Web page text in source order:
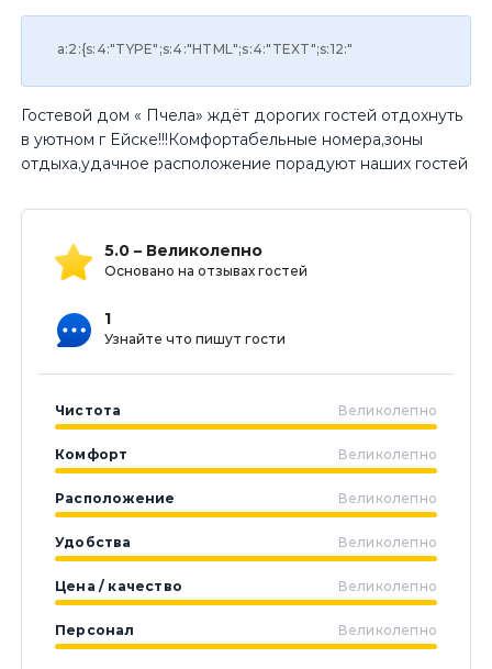
a:2:{s:4:"TYPE";s:4:"HTML";s:4:"TEXT";s:12:"
Гостевой дом « Пчела» ждёт дорогих гостей отдохнуть
в уютном г Ейске!!!Комфортабельные номера,зоны
отдыха,удачное расположение порадуют наших гостей
5.0 – Великолепно
Основано на отзывах гостей
1
Узнайте что пишут гости
Чистота Великолепно
Комфорт Великолепно
Расположение Великолепно
Удобства Великолепно
Цена / качество Великолепно
Персонал Великолепно